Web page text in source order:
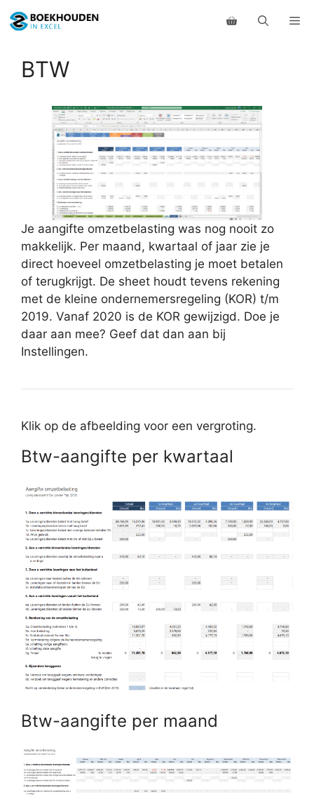
naar
inhoudBTW
Je aangifte omzetbelasting was nog nooit zo
makkelijk. Per maand, kwartaal of jaar zie je
direct hoeveel omzetbelasting je moet betalen
of terugkrijgt. De sheet houdt tevens rekening
met de kleine ondernemersregeling (KOR) t/m
2019. Vanaf 2020 is de KOR gewijzigd. Doe je
daar aan mee? Geef dat dan aan bij
Instellingen.
Klik op de afbeelding voor een vergroting.
Btw-aangifte per kwartaal
Btw-aangifte per maand